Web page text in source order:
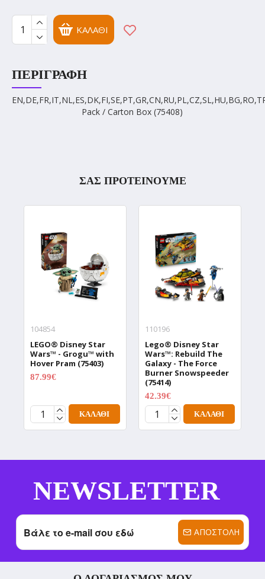
ΚΑΛΆΘΙ
ΠΕΡΙΓΡΑΦΉ
Pack / Carton Box (75408)
ΣΑΣ ΠΡΟΤΕΙΝΟΥΜΕ
104854
LEGO® Disney Star
Wars™ - Grogu™ with
Hover Pram (75403)
87.99€
ΚΑΛΆΘΙ
110196
Lego® Disney Star
Wars™: Rebuild The
Galaxy - The Force
Burner Snowspeeder
(75414)
42.39€
ΚΑΛΆΘΙ
NEWSLETTER
ΑΠΟΣΤΟΛΉ